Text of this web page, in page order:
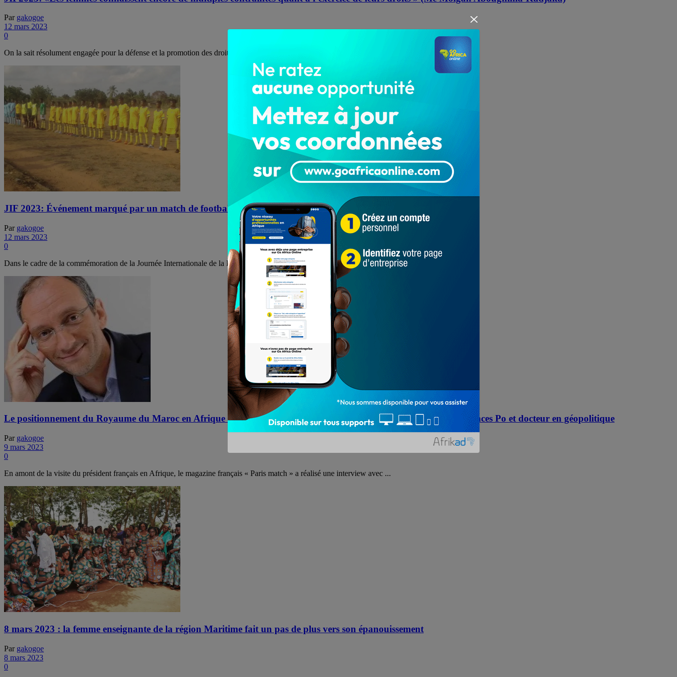
Par gakogoe
12 mars 2023
0
On la sait résolument engagée pour la défense et la promotion des droits de la femme. Me Françoise Molgah Abougnima-Kadjaka ...
JIF 2023: Événement marqué par un match de football au lycée Zébévi Aneho
Par gakogoe
12 mars 2023
0
Dans le cadre de la commémoration de la Journée Internationale de la Femme 2023, le lycée Zébévi à Aneho met ...
Le positionnement du Royaume du Maroc en Afrique décrypté par M. Frédéric Encel, maître de conférences à Sciences Po et docteur en géopolitique
Par gakogoe
9 mars 2023
0
En amont de la visite du président français en Afrique, le magazine français « Paris match » a réalisé une interview avec ...
8 mars 2023 : la femme enseignante de la région Maritime fait un pas de plus vers son épanouissement
Par gakogoe
8 mars 2023
0